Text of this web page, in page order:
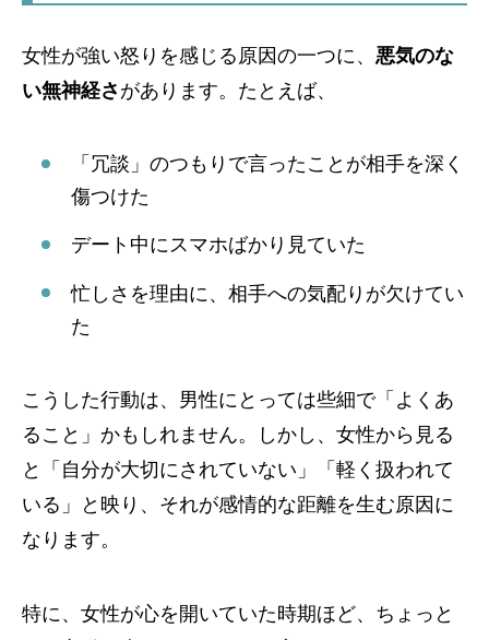
女性が強い怒りを感じる原因の一つに、 悪気のな
い無神経さ があります。たとえば、
「冗談」のつもりで言ったことが相手を深く
傷つけた
デート中にスマホばかり見ていた
忙しさを理由に、相手への気配りが欠けてい
た
こうした行動は、男性にとっては些細で「よくあ
ること」かもしれません。しかし、女性から見る
と「自分が大切にされていない」「軽く扱われて
いる」と映り、それが感情的な距離を生む原因に
なります。
特に、女性が心を開いていた時期ほど、ちょっと